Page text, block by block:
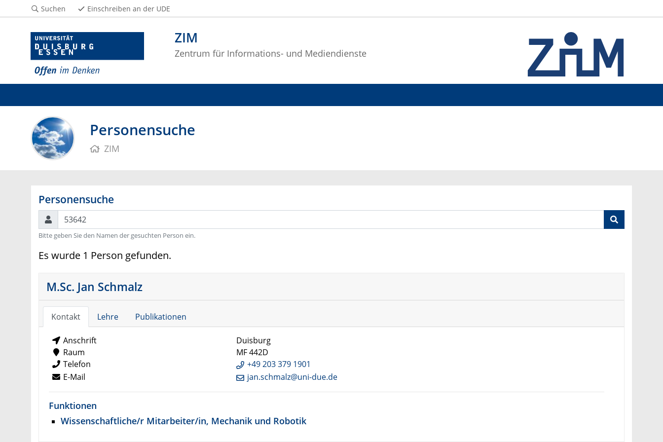
ZIM
Zentrum für Informations- und Mediendienste
Suchen Einschreiben an der UDE
Personensuche
ZIM
Personensuche
Suchen
Bitte geben Sie den Namen der gesuchten Person ein.
Es wurde 1 Person gefunden.
M.Sc. Jan Schmalz
Kontakt Lehre Publikationen
Anschrift
Duisburg
Raum
MF 442D
Telefon
+49 203 379 1901
E-Mail
jan.schmalz@uni-due.de
Funktionen
Wissenschaftliche/r Mitarbeiter/in, Mechanik und Robotik